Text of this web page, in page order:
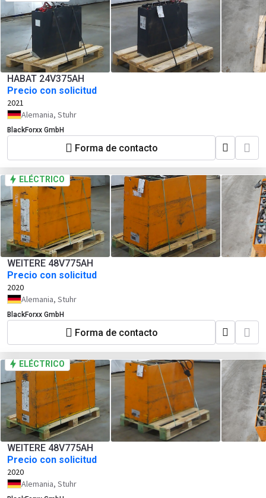
HABAT 24V375AH
Precio con solicitud
2021
Alemania, Stuhr
BlackForxx GmbH
Forma de contacto
ELÉCTRICO
WEITERE 48V775AH
Precio con solicitud
2020
Alemania, Stuhr
BlackForxx GmbH
Forma de contacto
ELÉCTRICO
WEITERE 48V775AH
Precio con solicitud
2020
Alemania, Stuhr